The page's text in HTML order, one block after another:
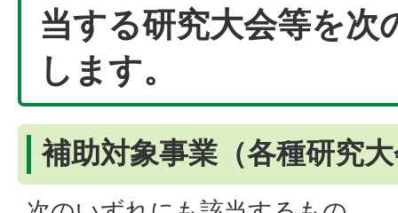
当する研究大会等を次
します。
補助対象事業（各種研究